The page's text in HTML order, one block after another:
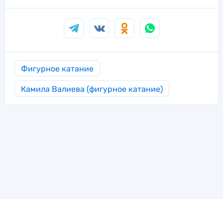
Фигурное катание
Камила Валиева (фигурное катание)